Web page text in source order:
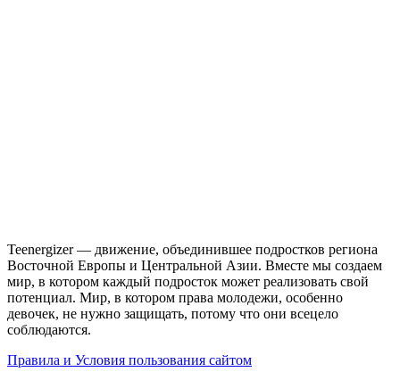
Teenergizer — движение, объединившее подростков региона
Восточной Европы и Центральной Азии. Вместе мы создаем
мир, в котором каждый подросток может реализовать свой
потенциал. Мир, в котором права молодежи, особенно
девочек, не нужно защищать, потому что они всецело
соблюдаются.
Правила и Условия пользования сайтом